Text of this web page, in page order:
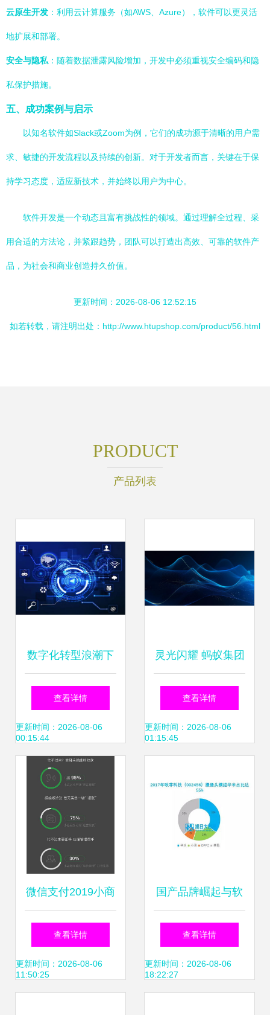
云原生开发 ：利用云计算服务（如AWS、Azure），软件可以更灵活
地扩展和部署。
安全与隐私 ：随着数据泄露风险增加，开发中必须重视安全编码和隐
私保护措施。
五、成功案例与启示
以知名软件如Slack或Zoom为例，它们的成功源于清晰的用户需
求、敏捷的开发流程以及持续的创新。对于开发者而言，关键在于保
持学习态度，适应新技术，并始终以用户为中心。
软件开发是一个动态且富有挑战性的领域。通过理解全过程、采
用合适的方法论，并紧跟趋势，团队可以打造出高效、可靠的软件产
品，为社会和商业创造持久价值。
更新时间：2026-08-06 12:52:15
如若转载，请注明出处：http://www.htupshop.com/product/56.html
PRODUCT
产品列表
数字化转型浪潮下
智能网络感知如何
驱动网优创新与软
件开发新范式
查看详情
更新时间：2026-08-06
00:15:44
灵光闪耀 蚂蚁集团
以全模态AI助手“灵
光App”重塑软件开
查看详情
更新时间：2026-08-06
01:15:45
微信支付2019小商
家经营大数据报告
数字化浪潮下，小
查看详情
更新时间：2026-08-06
11:50:25
国产品牌崛起与软
件开发上市公司的
客户结构机遇
查看详情
更新时间：2026-08-06
18:22:27